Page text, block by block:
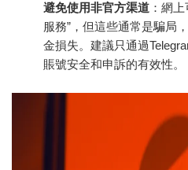
避免使用非官方渠道 ：網
服務”，但這些通常是騙局
金損失。建議只通過
賬號安全和申訴的有效性。